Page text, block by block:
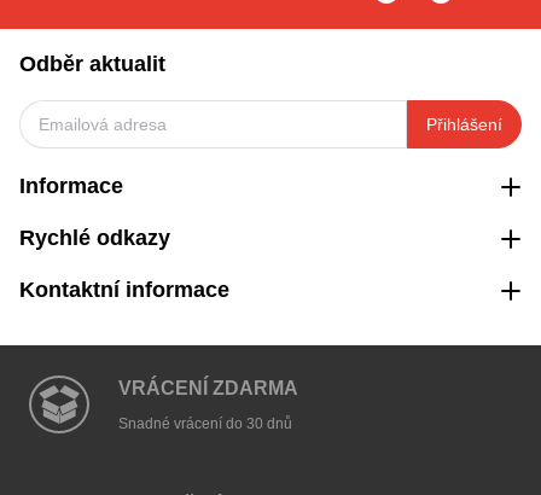
Odběr aktualit
Přihlášení
Informace
Rychlé odkazy
Kontaktní informace
VRÁCENÍ ZDARMA
Snadné vrácení do 30 dnů